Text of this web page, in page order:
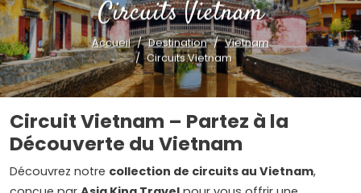
Circuits Vietnam
Accueil Destination
Vietnam
Circuits Vietnam
Circuit Vietnam – Partez à la
Découverte du Vietnam
Découvrez notre collection de circuits au Vietnam,